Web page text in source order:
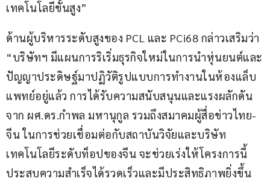
เทคโนโลยีขั้นสูง”
ด้านผู้บริหารระดับสูงของ PCL และ PCi68 กล่าวเสริมว่า
“บริษัทฯ มีแผนการริเริ่มธุรกิจใหม่ในการนำหุ่นยนต์และ
ปัญญาประดิษฐ์มาปฏิวัติรูปแบบการทำงานในห้องแล็บ
แพทย์อยู่แล้ว การได้รับความสนับสนุนและแรงผลักดัน
จาก ผศ.ดร.กำพล มหานุกูล รวมถึงสมาคมผู้สื่อข่าวไทย-
จีน ในการช่วยเชื่อมต่อกับสถาบันวิจัยและบริษัท
เทคโนโลยีระดับท็อปของจีน จะช่วยเร่งให้โครงการนี้
ประสบความสำเร็จได้รวดเร็วและมีประสิทธิภาพยิ่งขึ้น